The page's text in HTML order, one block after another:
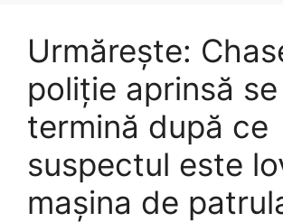
Urmărește:
poliție aprinsă se
termină după ce
suspectul este
mașina de